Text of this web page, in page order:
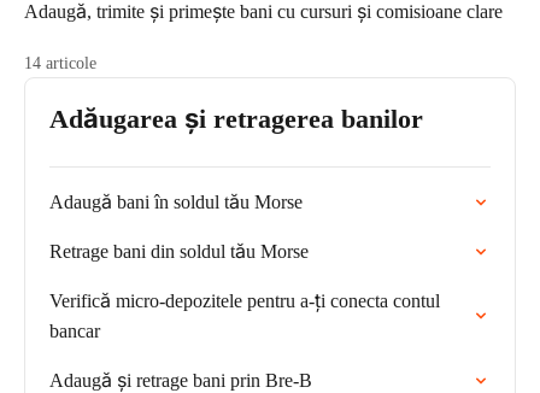
Adaugă, trimite și primește bani cu cursuri și comisioane clare
14 articole
Adăugarea și retragerea banilor
Adaugă bani în soldul tău Morse
Retrage bani din soldul tău Morse
Verifică micro-depozitele pentru a-ți conecta contul
bancar
Adaugă și retrage bani prin Bre-B